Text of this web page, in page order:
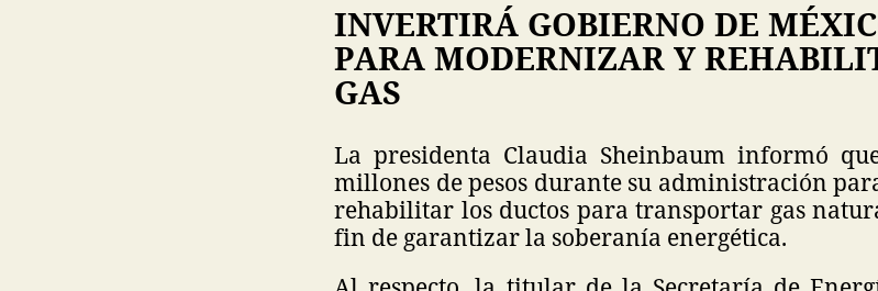
INVERTIRÁ GOBIERNO DE
PARA MODERNIZAR Y
GAS
La presidenta Claudia Sheinbaum informó
millones de pesos durante su administración
rehabilitar los ductos para transportar gas
fin de garantizar la soberanía energética.